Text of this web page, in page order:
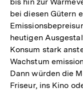
bis hin zur
bei diesen Gütern
heutigen
Konsum stark
Wachstum
Dann würden die
Friseur, ins Kino